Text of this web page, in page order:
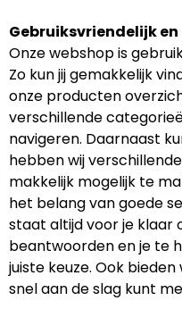
Gebruiksvriendelijk
Onze webshop is
Zo kun jij gemakkelijk
onze producten
verschillende
navigeren. Daarnaast
hebben wij
makkelijk mogelijk te
het belang van goede
staat altijd voor je klaar
beantwoorden en je te
juiste keuze. Ook
snel aan de slag kunt